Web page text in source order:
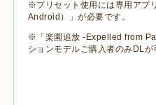
※プリセット使用には専用アプ
Android ）」が必要です。
※「楽園追放 -Expelled from
ションモデルご購入者のみ DLが